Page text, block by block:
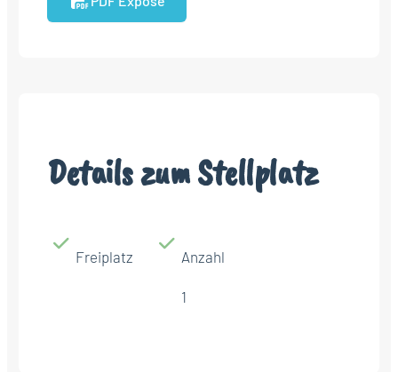
Details zum Stellplatz
Freiplatz Anzahl
1